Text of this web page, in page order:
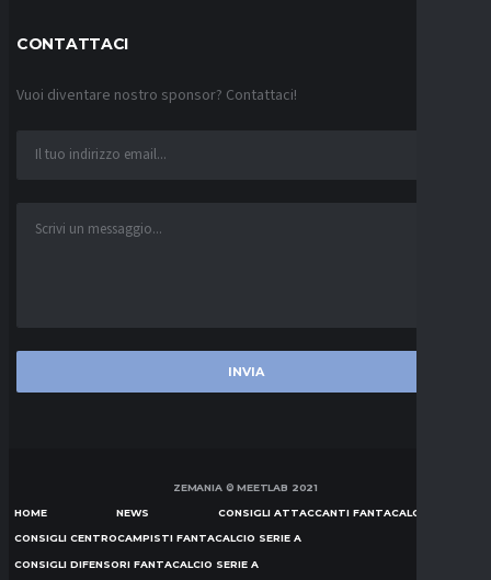
CONTATTACI
Vuoi diventare nostro sponsor? Contattaci!
ZEMANIA © MEETLAB 2021
HOME NEWS CONSIGLI ATTACCANTI FANTACALCIO SERIE A
CONSIGLI CENTROCAMPISTI FANTACALCIO SERIE A
CONSIGLI DIFENSORI FANTACALCIO SERIE A